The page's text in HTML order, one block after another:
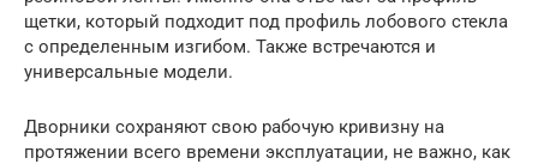
щетки, который подходит под профиль лобового стекла
с определенным изгибом. Также встречаются и
универсальные модели.
Дворники сохраняют свою рабочую кривизну на
протяжении всего времени эксплуатации, не важно, как